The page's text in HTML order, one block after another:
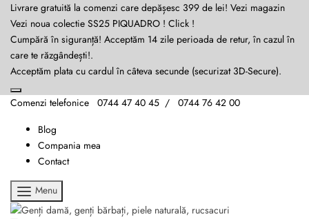
Livrare gratuită la comenzi care depășesc 399 de lei! Vezi magazin
Vezi noua colectie SS25 PIQUADRO ! Click !
Cumpără în siguranță! Acceptăm 14 zile perioada de retur, în cazul în
care te răzgândești!.
Acceptăm plata cu cardul în câteva secunde (securizat 3D-Secure).
Comenzi telefonice 0744 47 40 45 / 0744 76 42 00
Blog
Compania mea
Contact
Menu